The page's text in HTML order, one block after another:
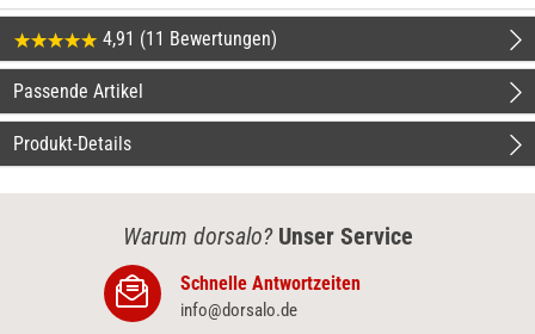
4,91 (11 Bewertungen)
Passende Artikel
Produkt-Details
Warum dorsalo? Unser Service
Schnelle Antwortzeiten
info@dorsalo.de